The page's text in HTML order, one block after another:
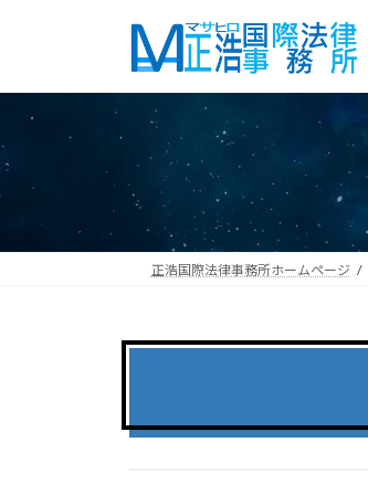
ン
へ
ス
キ
プ
ー
ョ
ン
に
動
正浩国際法律事務所ホームページ